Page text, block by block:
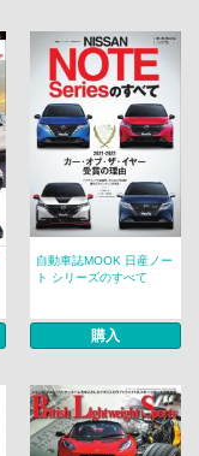
自動車誌MOOK 日産ノー
ト シリーズのすべて
購入